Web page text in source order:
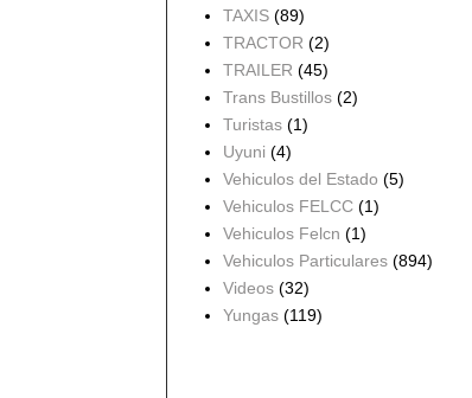
TAXIS (89)
TRACTOR (2)
TRAILER (45)
Trans Bustillos (2)
Turistas (1)
Uyuni (4)
Vehiculos del Estado (5)
Vehiculos FELCC (1)
Vehiculos Felcn (1)
Vehiculos Particulares (894)
Videos (32)
Yungas (119)